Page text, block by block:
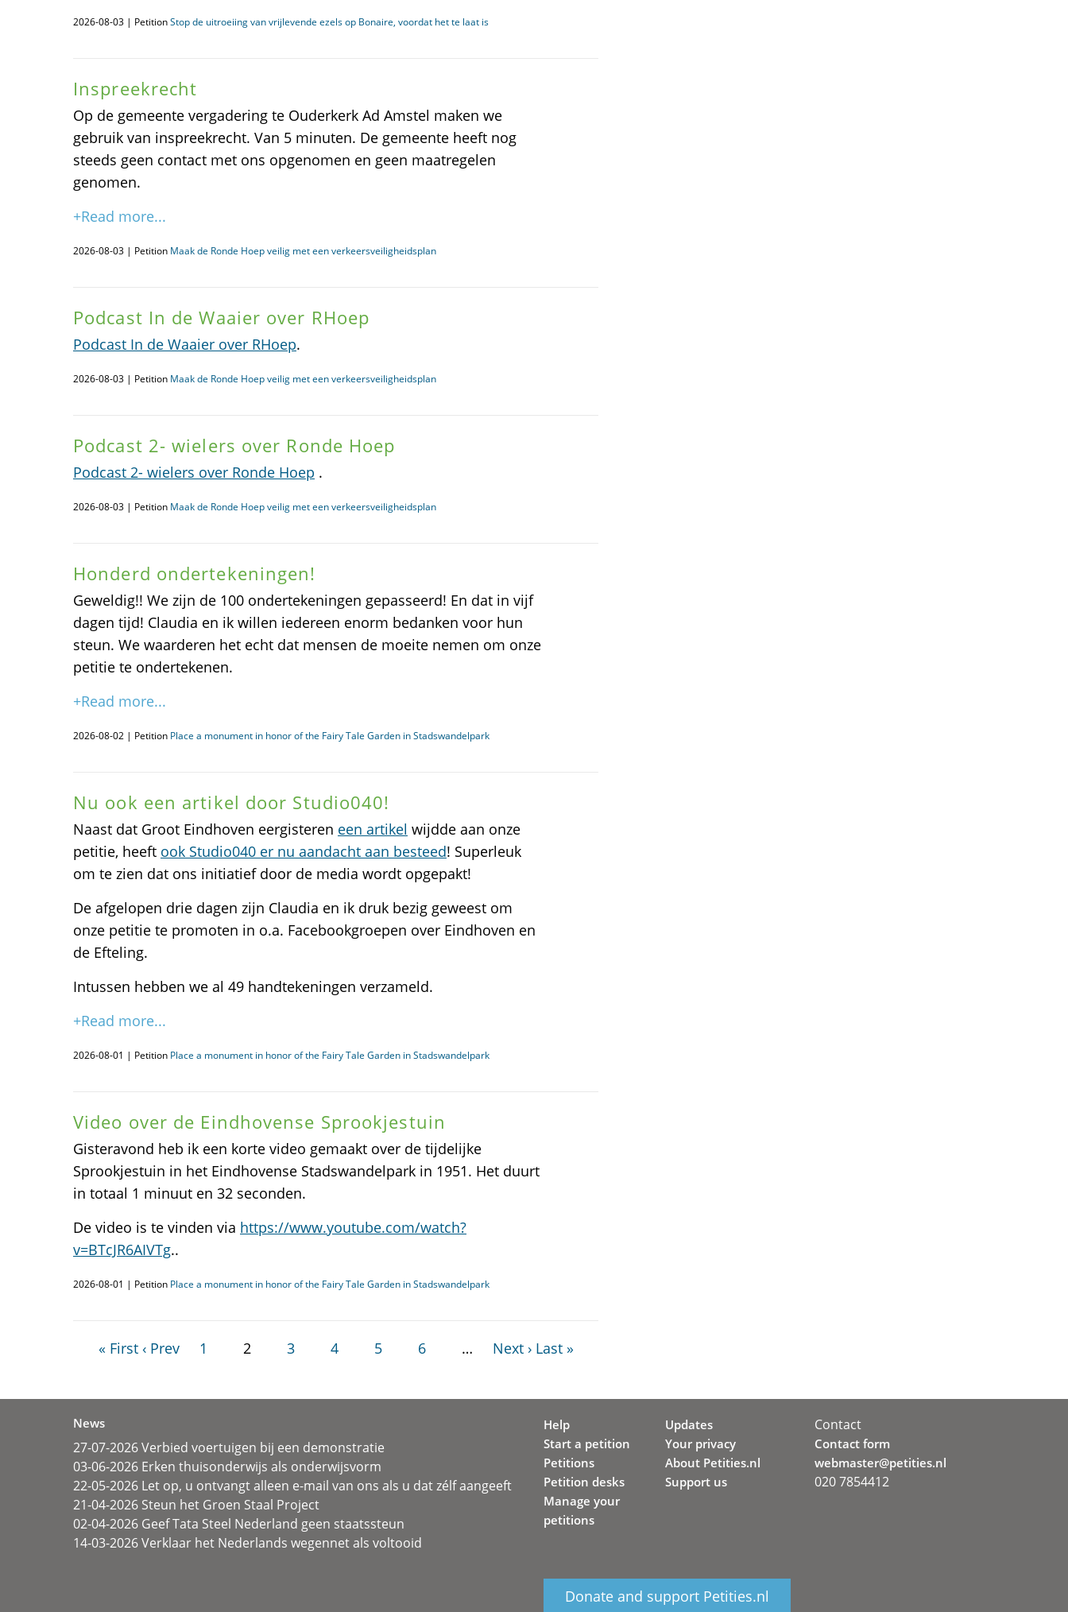
2026-08-03 | PetitionStop de uitroeiing van vrijlevende ezels op Bonaire, voordat het te laat is
Inspreekrecht
Op de gemeente vergadering te Ouderkerk Ad Amstel maken we
gebruik van inspreekrecht. Van 5 minuten. De gemeente heeft nog
steeds geen contact met ons opgenomen en geen maatregelen
genomen.
+Read more...
2026-08-03 | Petition Maak de Ronde Hoep veilig met een verkeersveiligheidsplan
Podcast In de Waaier over RHoep
Podcast In de Waaier over RHoep.
2026-08-03 | Petition Maak de Ronde Hoep veilig met een verkeersveiligheidsplan
Podcast 2- wielers over Ronde Hoep
Podcast 2- wielers over Ronde Hoep .
2026-08-03 | Petition Maak de Ronde Hoep veilig met een verkeersveiligheidsplan
Honderd ondertekeningen!
Geweldig!! We zijn de 100 ondertekeningen gepasseerd! En dat in vijf
dagen tijd! Claudia en ik willen iedereen enorm bedanken voor hun
steun. We waarderen het echt dat mensen de moeite nemen om onze
petitie te ondertekenen.
+Read more...
2026-08-02 | Petition Place a monument in honor of the Fairy Tale Garden in Stadswandelpark
Nu ook een artikel door Studio040!
Naast dat Groot Eindhoven eergisteren een artikel wijdde aan onze
petitie, heeft ook Studio040 er nu aandacht aan besteed! Superleuk
om te zien dat ons initiatief door de media wordt opgepakt!
De afgelopen drie dagen zijn Claudia en ik druk bezig geweest om
onze petitie te promoten in o.a. Facebookgroepen over Eindhoven en
de Efteling.
Intussen hebben we al 49 handtekeningen verzameld.
+Read more...
2026-08-01 | Petition Place a monument in honor of the Fairy Tale Garden in Stadswandelpark
Video over de Eindhovense Sprookjestuin
Gisteravond heb ik een korte video gemaakt over de tijdelijke
Sprookjestuin in het Eindhovense Stadswandelpark in 1951. Het duurt
in totaal 1 minuut en 32 seconden.
De video is te vinden via https://www.youtube.com/watch?
v=BTcJR6AIVTg..
2026-08-01 | Petition Place a monument in honor of the Fairy Tale Garden in Stadswandelpark
« First ‹ Prev 1 2 3 4 5 6 … Next › Last »
News
27-07-2026 Verbied voertuigen bij een demonstratie
03-06-2026 Erken thuisonderwijs als onderwijsvorm
22-05-2026 Let op, u ontvangt alleen e-mail van ons als u dat zélf aangeeft
21-04-2026 Steun het Groen Staal Project
02-04-2026 Geef Tata Steel Nederland geen staatssteun
14-03-2026 Verklaar het Nederlands wegennet als voltooid
Help
Start a petition
Petitions
Petition desks
Manage your
petitions
Updates
Your privacy
About Petities.nl
Support us
Donate and support Petities.nl
Contact
Contact form
webmaster@petities.nl
020 7854412